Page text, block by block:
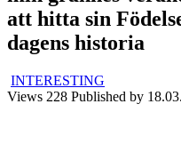
att hitta sin
dagens historia
INTERESTING
Views 228 Published by